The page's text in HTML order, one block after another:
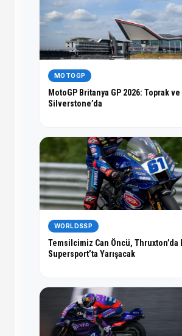
MOTOGP
MotoGP Britanya GP 2026: Toprak
Silverstone’da
WORLDSSP
Temsilcimiz Can Öncü, Thruxton’da
Supersport’ta Yarışacak